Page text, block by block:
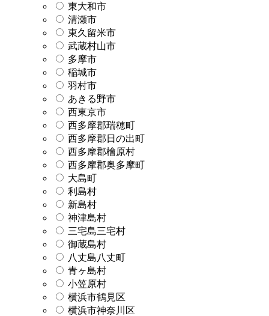
東大和市
清瀬市
東久留米市
武蔵村山市
多摩市
稲城市
羽村市
あきる野市
西東京市
西多摩郡瑞穂町
西多摩郡日の出町
西多摩郡檜原村
西多摩郡奥多摩町
大島町
利島村
新島村
神津島村
三宅島三宅村
御蔵島村
八丈島八丈町
青ヶ島村
小笠原村
横浜市鶴見区
横浜市神奈川区